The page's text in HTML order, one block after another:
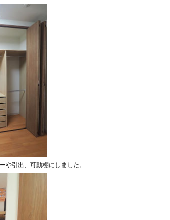
や引出、可動棚にしました。